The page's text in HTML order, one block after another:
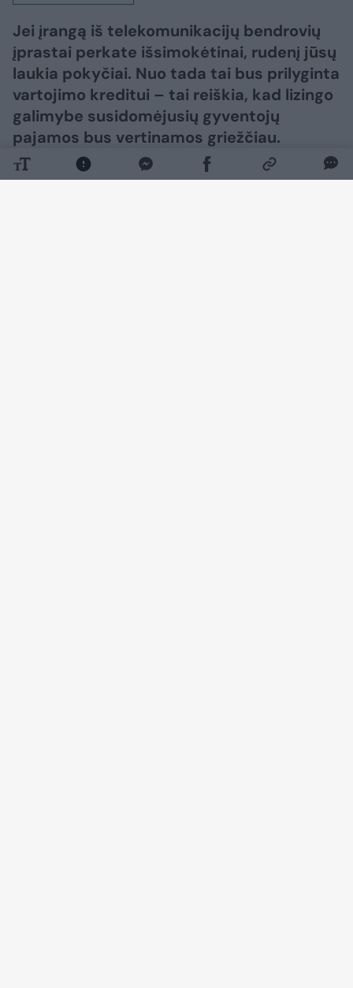
Jei įrangą iš telekomunikacijų bendrovių
įprastai perkate išsimokėtinai, rudenį jūsų
laukia pokyčiai. Nuo tada tai bus prilyginta
vartojimo kreditui – tai reiškia, kad lizingo
galimybe susidomėjusių gyventojų
pajamos bus vertinamos griežčiau.